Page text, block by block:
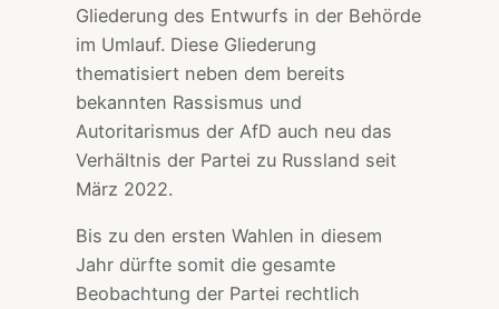
Gliederung des Entwurfs in der Behörde
im Umlauf. Diese Gliederung
thematisiert neben dem bereits
bekannten Rassismus und
Autoritarismus der AfD auch neu das
Verhältnis der Partei zu Russland seit
März 2022.
Bis zu den ersten Wahlen in diesem
Jahr dürfte somit die gesamte
Beobachtung der Partei rechtlich